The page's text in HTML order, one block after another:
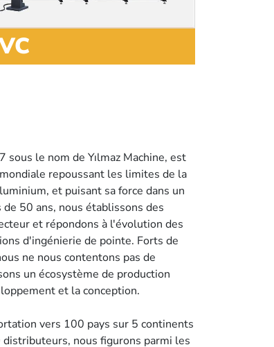
le nom de Yılmaz Machine, est
repoussant les limites de la
et puisant sa force dans un
50 ans, nous établissons des
et répondons à l'évolution des
d'ingénierie de pointe. Forts de
ne nous contentons pas de
un écosystème de production
et la conception.
vers 100 pays sur 5 continents
nous figurons parmi les